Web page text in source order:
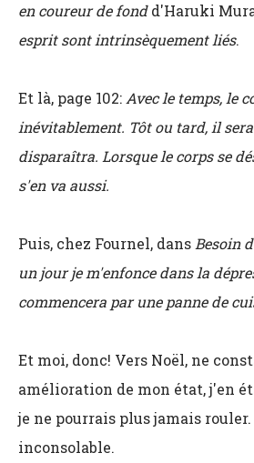
en coureur de fondd'Haruki
esprit sont intrinsèquement liés.
Et là, page 102: Avec le temps, le
inévitablement. Tôt ou tard, il
disparaîtra. Lorsque le corps se
s'en va aussi.
Puis, chez Fournel, dans Besoin
un jour je m'enfonce dans la
commencera par une panne de
Et moi, donc! Vers Noël, ne
amélioration de mon état, j'en
je ne pourrais plus jamais
inconsolable.